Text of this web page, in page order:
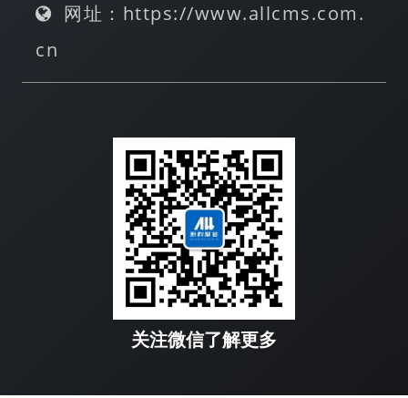
网址：https://www.allcms.com.
cn
关注微信了解更多